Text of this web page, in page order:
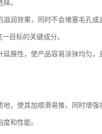
。
润效果，同时不会堵塞毛孔或
目标的关键成分。
展性，使产品容易涂抹均匀，
，使其加顺滑易推，同时增强
和性能。